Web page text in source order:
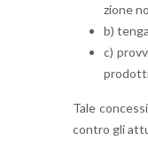
zio­ne
b)
c)
Tale
con­tro gli